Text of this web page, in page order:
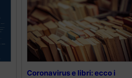
Coronavirus e libri: ecco i